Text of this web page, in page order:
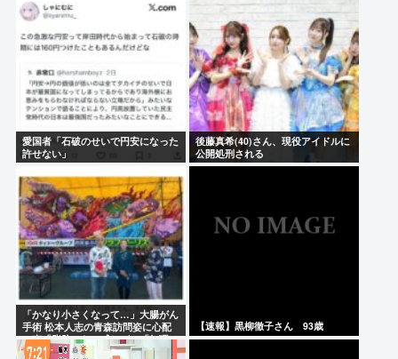
愛国者「石破のせいで円安になった
許せない」
後藤真希(40)さん、現役アイドルに
公開処刑される
「かなり小さくなって…」大腸がん
手術 松本人志の青森訪問姿に心配
の声「脂肪のない感じが」「無理せ
ずに」
【速報】黒柳徹子さん 93歳